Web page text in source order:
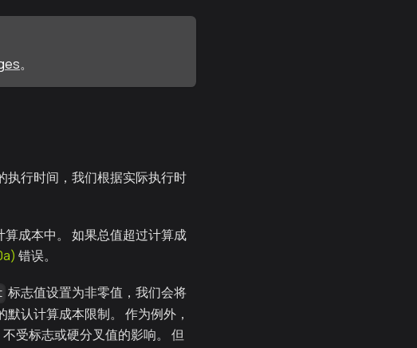
。
执行时间，我们根据实际执行时
成本中。 如果总值超过计算成
错误。
标志值设置为非零值，我们会将
认计算成本限制。 作为例外，
受标志或硬分叉值的影响。 但